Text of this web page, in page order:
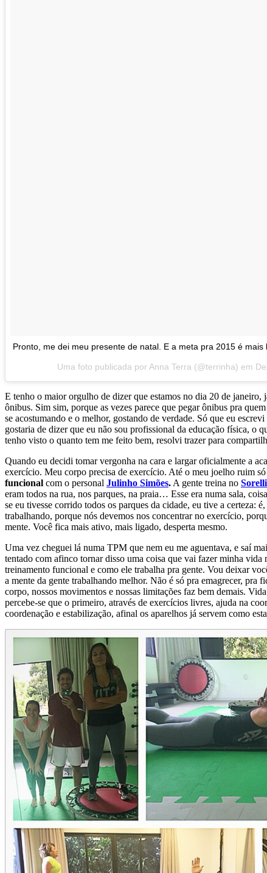
Pronto, me dei meu presente de natal. E a meta pra 2015 é mais
Uma foto publicada por Anna Terra (@terrinha) em
E tenho o maior orgulho de dizer que estamos no dia 20 de janeiro,
ônibus. Sim sim, porque as vezes parece que pegar ônibus pra
se acostumando e o melhor, gostando de verdade. Só que eu
gostaria de dizer que eu não sou profissional da educação física, o
tenho visto o quanto tem me feito bem, resolvi trazer para
Quando eu decidi tomar vergonha na cara e largar oficialmente a
exercício. Meu corpo precisa de exercício. Até o meu joelho ruim
funcional com o personal Julinho Simões. A gente treina no
eram todos na rua, nos parques, na praia… Esse era numa sala,
se eu tivesse corrido todos os parques da cidade, eu tive a certeza:
trabalhando, porque nós devemos nos concentrar no exercício,
mente. Você fica mais ativo, mais ligado, desperta mesmo.
Uma vez cheguei lá numa TPM que nem eu me aguentava, e saí
tentado com afinco tornar disso uma coisa que vai fazer minha vida
treinamento funcional e como ele trabalha pra gente. Vou deixar
a mente da gente trabalhando melhor. Não é só pra emagrecer, pra
corpo, nossos movimentos e nossas limitações faz bem demais.
percebe-se que o primeiro, através de exercícios livres, ajuda na
coordenação e estabilização, afinal os aparelhos já servem como